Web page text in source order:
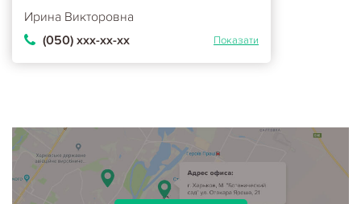
Ирина Викторовна
(050) ххх-хх-хх
Показати